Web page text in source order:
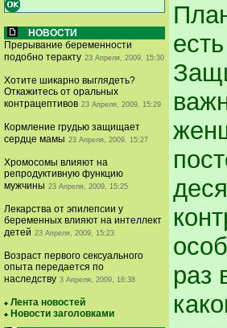
НОВОСТИ
Прерывание беременности
подобно теракту 23 Апреля, 2009, 15:30
Хотите шикарно выглядеть?
Откажитесь от оральных
контрацептивов 23 Апреля, 2009, 15:29
Кормление грудью защищает
сердце мамы 23 Апреля, 2009, 15:27
Хромосомы влияют на
репродуктивную функцию
мужчины 23 Апреля, 2009, 15:25
Лекарства от эпилепсии у
беременных влияют на интеллект
детей 23 Апреля, 2009, 15:23
Возраст первого сексуального
опыта передается по
наследству 3 Апреля, 2009, 16:38
Лента новостей
Новости заголовками
раз